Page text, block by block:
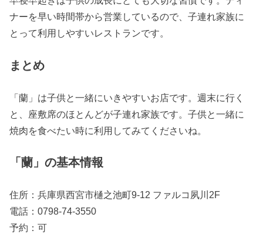
ナーを早い時間帯から営業しているので、子連れ家族に
とって利用しやすいレストランです。
まとめ
「蘭」は子供と一緒にいきやすいお店です。週末に行く
と、座敷席のほとんどが子連れ家族です。子供と一緒に
焼肉を食べたい時に利用してみてくださいね。
「蘭」の基本情報
住所：兵庫県西宮市樋之池町9-12 ファルコ夙川2F
電話：0798-74-3550
予約：可